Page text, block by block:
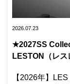
2026.07.23
★2027SS
LESTON（レ
【2026年】